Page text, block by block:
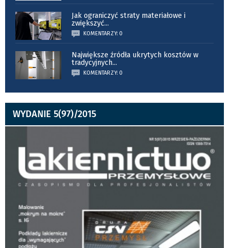
Jak ograniczyć straty materiałowe i
zwiększyć...
KOMENTARZY: 0
Największe źródła ukrytych kosztów w
tradycyjnych...
KOMENTARZY: 0
WYDANIE 5(97)/2015